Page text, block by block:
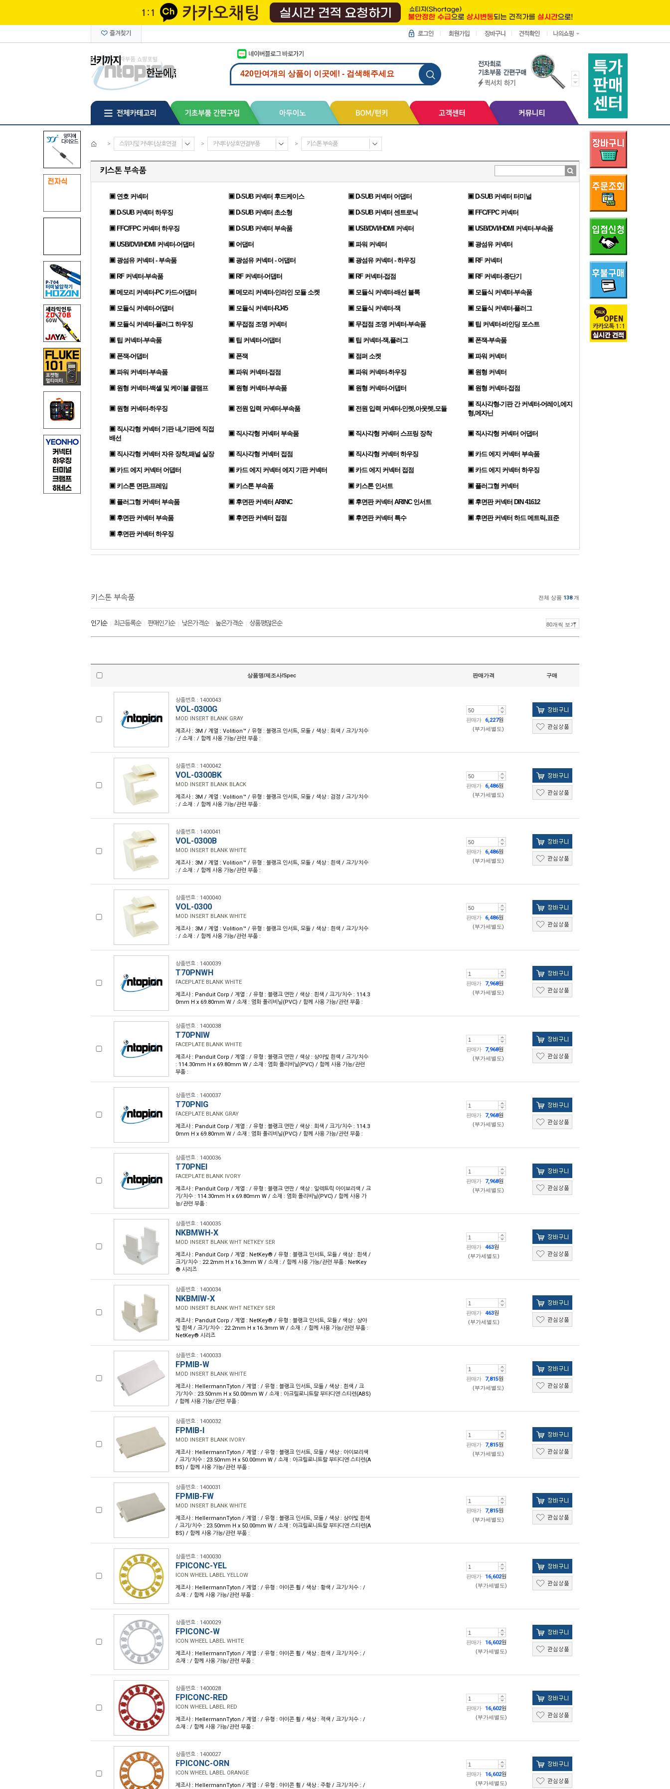
> 스위치및 커넥터,상호연결 > 커넥터/상호연결부품 > 키스톤 부속품
키스톤 부속품
▣ 연호 커넥터 ▣ D-SUB 커넥터 후드케이스 ▣ D-SUB 커넥터 어댑터 ▣ D-SUB 커넥터 터미널
▣ D-SUB 커넥터 하우징 ▣ D-SUB 커넥터 초소형 ▣ D-SUB 커넥터 센트로닉 ▣ FFC/FPC 커넥터
▣ FFC/FPC 커넥터 하우징 ▣ D-SUB 커넥터 부속품 ▣ USB/DVI/HDMI 커넥터 ▣ USB/DVI/HDMI 커넥터-부속품
▣ USB/DVI/HDMI 커넥터-어댑터 ▣ 어댑터 ▣ 파워 커넥터 ▣ 광섬유 커넥터
▣ 광섬유 커넥터 - 부속품 ▣ 광섬유 커넥터 - 어댑터 ▣ 광섬유 커넥터 - 하우징 ▣ RF 커넥터
▣ RF 커넥터-부속품 ▣ RF 커넥터-어댑터 ▣ RF 커넥터-접점 ▣ RF 커넥터-종단기
▣ 메모리 커넥터-PC 카드-어댑터 ▣ 메모리 커넥터-인라인 모듈 소켓 ▣ 모듈식 커넥터-배선 블록 ▣ 모듈식 커넥터-부속품
▣ 모듈식 커넥터-어댑터 ▣ 모듈식 커넥터-RJ45 ▣ 모듈식 커넥터-잭 ▣ 모듈식 커넥터-플러그
▣ 모듈식 커넥터-플러그 하우징 ▣ 무접점 조명 커넥터 ▣ 무접점 조명 커넥터-부속품 ▣ 팁 커넥터-바인딩 포스트
▣ 팁 커넥터-부속품 ▣ 팁 커넥터-어댑터 ▣ 팁 커넥터-잭,플러그 ▣ 폰잭-부속품
▣ 폰잭-어댑터 ▣ 폰잭 ▣ 점퍼 소켓 ▣ 파워 커넥터
▣ 파워 커넥터-부속품 ▣ 파워 커넥터-접점 ▣ 파워 커넥터-하우징 ▣ 원형 커넥터
▣ 원형 커넥터-백셸 및 케이블 클램프 ▣ 원형 커넥터-부속품 ▣ 원형 커넥터-어댑터 ▣ 원형 커넥터-접점
▣ 원형 커넥터-하우징 ▣ 전원 입력 커넥터-부속품 ▣ 전원 입력 커넥터-인렛,아웃렛,모듈
▣ 직사각형-기판 간 커넥터-어레이,에지
형,메자닌
▣ 직사각형 커넥터 기판 내,기판에 직접
배선
▣ 직사각형 커넥터 부속품 ▣ 직사각형 커넥터 스프링 장착 ▣ 직사각형 커넥터 어댑터
▣ 직사각형 커넥터 자유 장착,패널 실장 ▣ 직사각형 커넥터 접점 ▣ 직사각형 커넥터 하우징 ▣ 카드 에지 커넥터 부속품
▣ 카드 에지 커넥터 어댑터 ▣ 카드 에지 커넥터 에지 기판 커넥터 ▣ 카드 에지 커넥터 접점 ▣ 카드 에지 커넥터 하우징
▣ 키스톤 면판,프레임 ▣ 키스톤 부속품 ▣ 키스톤 인서트 ▣ 플러그형 커넥터
▣ 플러그형 커넥터 부속품 ▣ 후면판 커넥터 ARINC ▣ 후면판 커넥터 ARINC 인서트 ▣ 후면판 커넥터 DIN 41612
▣ 후면판 커넥터 부속품 ▣ 후면판 커넥터 접점 ▣ 후면판 커넥터 특수 ▣ 후면판 커넥터 하드 메트릭,표준
▣ 후면판 커넥터 하우징
키스톤 부속품 전체 상품 138개
인기순| 최근등록순| 판매인기순| 낮은가격순| 높은가격순| 상품평많은순
상품명/제조사/Spec 판매가격 구매
상품번호 : 1400043
VOL-0300G
MOD INSERT BLANK GRAY
제조사 : 3M / 계열 : Volition™ / 유형 : 블랭크 인서트, 모듈 / 색상 : 회색 / 크기/치수
: / 소재 : / 함께 사용 가능/관련 부품 :
판매가 6,227원
(부가세별도)
상품번호 : 1400042
VOL-0300BK
MOD INSERT BLANK BLACK
제조사 : 3M / 계열 : Volition™ / 유형 : 블랭크 인서트, 모듈 / 색상 : 검정 / 크기/치수
: / 소재 : / 함께 사용 가능/관련 부품 :
판매가 6,486원
(부가세별도)
상품번호 : 1400041
VOL-0300B
MOD INSERT BLANK WHITE
제조사 : 3M / 계열 : Volition™ / 유형 : 블랭크 인서트, 모듈 / 색상 : 흰색 / 크기/치수
: / 소재 : / 함께 사용 가능/관련 부품 :
판매가 6,486원
(부가세별도)
상품번호 : 1400040
VOL-0300
MOD INSERT BLANK WHITE
제조사 : 3M / 계열 : Volition™ / 유형 : 블랭크 인서트, 모듈 / 색상 : 흰색 / 크기/치수
: / 소재 : / 함께 사용 가능/관련 부품 :
판매가 6,486원
(부가세별도)
상품번호 : 1400039
T70PNWH
FACEPLATE BLANK WHITE
제조사 : Panduit Corp / 계열 : / 유형 : 블랭크 면판 / 색상 : 흰색 / 크기/치수 : 114.3
0mm H x 69.80mm W / 소재 : 염화 폴리비닐(PVC) / 함께 사용 가능/관련 부품 :
판매가 7,968원
(부가세별도)
상품번호 : 1400038
T70PNIW
FACEPLATE BLANK WHITE
제조사 : Panduit Corp / 계열 : / 유형 : 블랭크 면판 / 색상 : 상아빛 흰색 / 크기/치수
: 114.30mm H x 69.80mm W / 소재 : 염화 폴리비닐(PVC) / 함께 사용 가능/관련
부품 :
판매가 7,968원
(부가세별도)
상품번호 : 1400037
T70PNIG
FACEPLATE BLANK GRAY
제조사 : Panduit Corp / 계열 : / 유형 : 블랭크 면판 / 색상 : 회색 / 크기/치수 : 114.3
0mm H x 69.80mm W / 소재 : 염화 폴리비닐(PVC) / 함께 사용 가능/관련 부품 :
판매가 7,968원
(부가세별도)
상품번호 : 1400036
T70PNEI
FACEPLATE BLANK IVORY
제조사 : Panduit Corp / 계열 : / 유형 : 블랭크 면판 / 색상 : 일렉트릭 아이보리색 / 크
기/치수 : 114.30mm H x 69.80mm W / 소재 : 염화 폴리비닐(PVC) / 함께 사용 가
능/관련 부품 :
판매가 7,968원
(부가세별도)
상품번호 : 1400035
NKBMWH-X
MOD INSERT BLANK WHT NETKEY SER
제조사 : Panduit Corp / 계열 : NetKey® / 유형 : 블랭크 인서트, 모듈 / 색상 : 흰색 /
크기/치수 : 22.2mm H x 16.3mm W / 소재 : / 함께 사용 가능/관련 부품 : NetKey
® 시리즈
판매가 463원
(부가세별도)
상품번호 : 1400034
NKBMIW-X
MOD INSERT BLANK WHT NETKEY SER
제조사 : Panduit Corp / 계열 : NetKey® / 유형 : 블랭크 인서트, 모듈 / 색상 : 상아
빛 흰색 / 크기/치수 : 22.2mm H x 16.3mm W / 소재 : / 함께 사용 가능/관련 부품 :
NetKey® 시리즈
판매가 463원
(부가세별도)
상품번호 : 1400033
FPMIB-W
MOD INSERT BLANK WHITE
제조사 : HellermannTyton / 계열 : / 유형 : 블랭크 인서트, 모듈 / 색상 : 흰색 / 크
기/치수 : 23.50mm H x 50.00mm W / 소재 : 아크릴로니트랄 부타디엔 스티렌(ABS)
/ 함께 사용 가능/관련 부품 :
판매가 7,815원
(부가세별도)
상품번호 : 1400032
FPMIB-I
MOD INSERT BLANK IVORY
제조사 : HellermannTyton / 계열 : / 유형 : 블랭크 인서트, 모듈 / 색상 : 아이보리색
/ 크기/치수 : 23.50mm H x 50.00mm W / 소재 : 아크릴로니트랄 부타디엔 스티렌(A
BS) / 함께 사용 가능/관련 부품 :
판매가 7,815원
(부가세별도)
상품번호 : 1400031
FPMIB-FW
MOD INSERT BLANK WHITE
제조사 : HellermannTyton / 계열 : / 유형 : 블랭크 인서트, 모듈 / 색상 : 상아빛 흰색
/ 크기/치수 : 23.50mm H x 50.00mm W / 소재 : 아크릴로니트랄 부타디엔 스티렌(A
BS) / 함께 사용 가능/관련 부품 :
판매가 7,815원
(부가세별도)
상품번호 : 1400030
FPICONC-YEL
ICON WHEEL LABEL YELLOW
제조사 : HellermannTyton / 계열 : / 유형 : 아이콘 휠 / 색상 : 황색 / 크기/치수 : /
소재 : / 함께 사용 가능/관련 부품 :
판매가 16,602원
(부가세별도)
상품번호 : 1400029
FPICONC-W
ICON WHEEL LABEL WHITE
제조사 : HellermannTyton / 계열 : / 유형 : 아이콘 휠 / 색상 : 흰색 / 크기/치수 : /
소재 : / 함께 사용 가능/관련 부품 :
판매가 16,602원
(부가세별도)
상품번호 : 1400028
FPICONC-RED
ICON WHEEL LABEL RED
제조사 : HellermannTyton / 계열 : / 유형 : 아이콘 휠 / 색상 : 적색 / 크기/치수 : /
소재 : / 함께 사용 가능/관련 부품 :
판매가 16,602원
(부가세별도)
상품번호 : 1400027
FPICONC-ORN
ICON WHEEL LABEL ORANGE
제조사 : HellermannTyton / 계열 : / 유형 : 아이콘 휠 / 색상 : 주황 / 크기/치수 : /
판매가 16,602원
(부가세별도)